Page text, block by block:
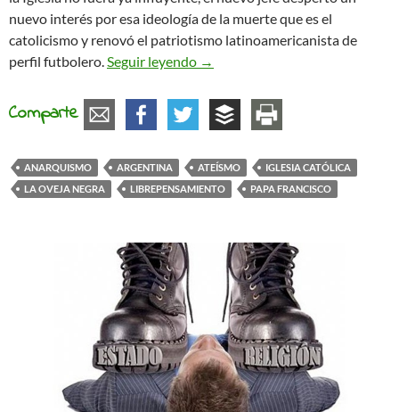
nuevo interés por esa ideología de la muerte que es el
catolicismo y renovó el patriotismo latinoamericanista de
perfil futbolero.Seguir leyendo Desde Argentina, al Papa
→
Comparte
ANARQUISMO ARGENTINA ATEÍSMO
IGLESIA CATÓLICA
LA OVEJA NEGRA
LIBREPENSAMIENTO PAPA FRANCISCO